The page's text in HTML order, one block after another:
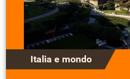
Italia e mondo